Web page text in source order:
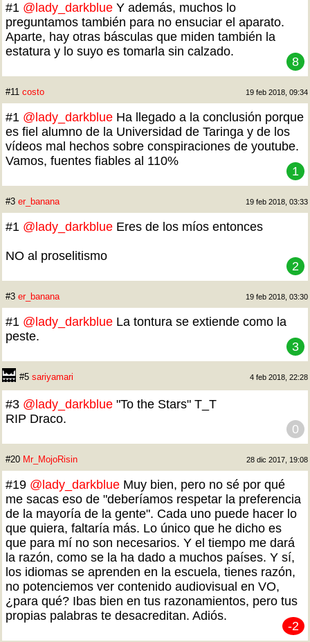
#1 @lady_darkblue Y además, muchos lo
preguntamos también para no ensuciar el aparato.
Aparte, hay otras básculas que miden también la
estatura y lo suyo es tomarla sin calzado.
8
#11 costo 19 feb 2018, 09:34
#1 @lady_darkblue Ha llegado a la conclusión porque
es fiel alumno de la Universidad de Taringa y de los
vídeos mal hechos sobre conspiraciones de youtube.
Vamos, fuentes fiables al 110%
1
#3 er_banana 19 feb 2018, 03:33
#1 @lady_darkblue Eres de los míos entonces
NO al proselitismo
2
#3 er_banana 19 feb 2018, 03:30
#1 @lady_darkblue La tontura se extiende como la
peste.
3
#5 sariyamari 4 feb 2018, 22:28
#3 @lady_darkblue "To the Stars" T_T
RIP Draco.
0
#20 Mr_MojoRisin 28 dic 2017, 19:08
#19 @lady_darkblue Muy bien, pero no sé por qué
me sacas eso de "deberíamos respetar la preferencia
de la mayoría de la gente". Cada uno puede hacer lo
que quiera, faltaría más. Lo único que he dicho es
que para mí no son necesarios. Y el tiempo me dará
la razón, como se la ha dado a muchos países. Y sí,
los idiomas se aprenden en la escuela, tienes razón,
no potenciemos ver contenido audiovisual en VO,
¿para qué? Ibas bien en tus razonamientos, pero tus
propias palabras te desacreditan. Adiós.
-2